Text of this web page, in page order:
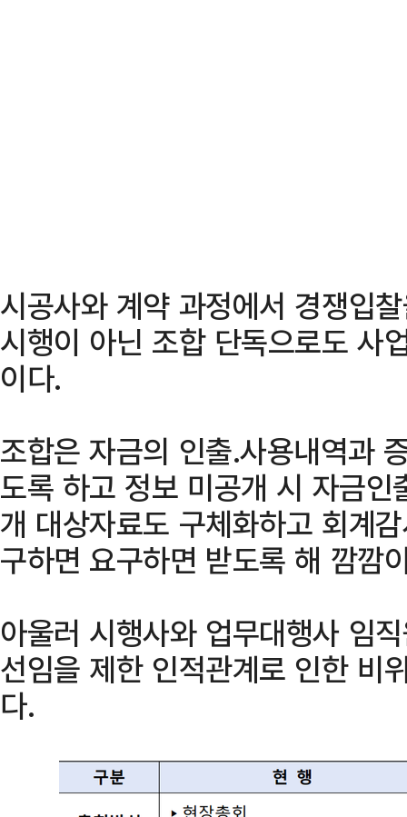
시공사와 계약 과정에서 경쟁입
시행이 아닌 조합 단독으로도 사
이다.
조합은 자금의 인출․사용내역과
도록 하고 정보 미공개 시 자금
개 대상자료도 구체화하고 회계
구하면 요구하면 받도록 해 깜깜
아울러 시행사와 업무대행사 임
선임을 제한 인적관계로 인한 비
다.